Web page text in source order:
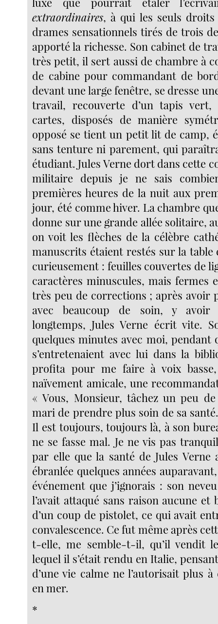
extraordinaires, à qui les seuls droits
drames sensationnels tirés de trois
apporté la richesse. Son cabinet de
très petit, il sert aussi de chambre à
de cabine pour commandant de
devant une large fenêtre, se dresse
travail, recouverte d’un tapis
cartes, disposés de manière
opposé se tient un petit lit de camp,
sans tenture ni parement, qui
étudiant. Jules Verne dort dans cette
militaire depuis je ne sais
premières heures de la nuit aux
jour, été comme hiver. La chambre
donne sur une grande allée solitaire,
on voit les flèches de la célèbre
manuscrits étaient restés sur la table
curieusement : feuilles couvertes de
caractères minuscules, mais fermes
très peu de corrections ; après avoir
avec beaucoup de soin, y avoir
longtemps, Jules Verne écrit vite.
quelques minutes avec moi, pendant
s’entretenaient avec lui dans la
profita pour me faire à voix
naïvement amicale, une
« Vous, Monsieur, tâchez un peu
mari de prendre plus soin de sa
Il est toujours, toujours là, à son
ne se fasse mal. Je ne vis pas
par elle que la santé de Jules Verne
ébranlée quelques années
événement que j’ignorais : son neveu
l’avait attaqué sans raison aucune et
d’un coup de pistolet, ce qui avait
convalescence. Ce fut même après
t-elle, me semble-t-il, qu’il vendit
lequel il s’était rendu en Italie,
d’une vie calme ne l’autorisait plus à
en mer.
*